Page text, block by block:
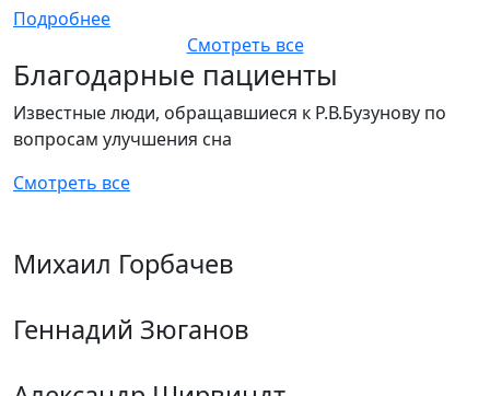
Подробнее
Смотреть все
Благодарные пациенты
Известные люди, обращавшиеся к Р.В.Бузунову по
вопросам улучшения сна
Смотреть все
Михаил Горбачев
Геннадий Зюганов